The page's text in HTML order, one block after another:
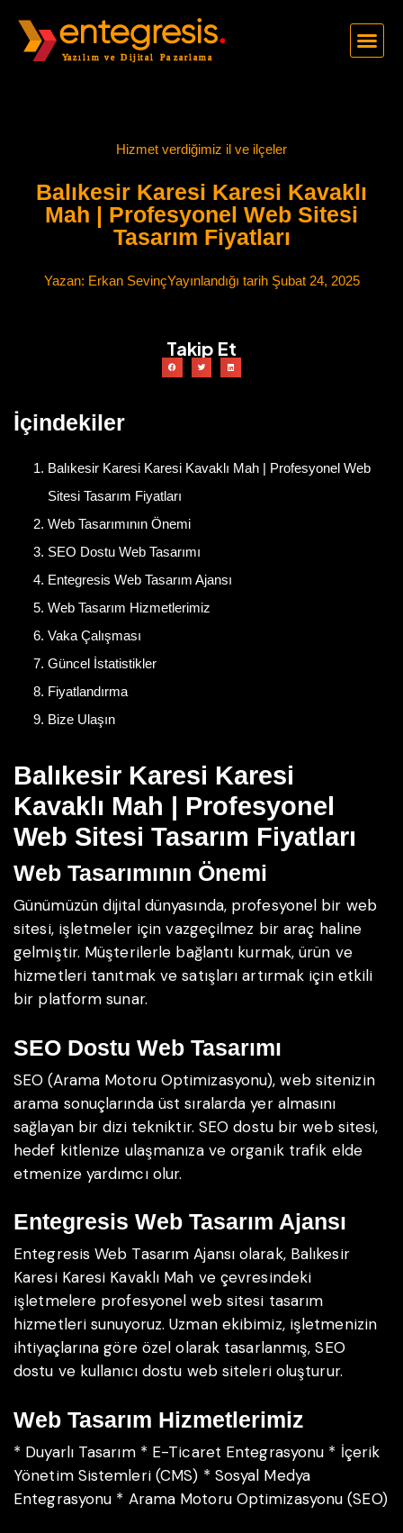
Hizmet verdiğimiz il ve ilçeler
Balıkesir Karesi Karesi Kavaklı
Mah | Profesyonel Web Sitesi
Tasarım Fiyatları
Yazan: Erkan SevinçYayınlandığı tarihŞubat 24, 2025
Takip Et
İçindekiler
Balıkesir Karesi Karesi Kavaklı Mah | Profesyonel Web
Sitesi Tasarım Fiyatları
Web Tasarımının Önemi
SEO Dostu Web Tasarımı
Entegresis Web Tasarım Ajansı
Web Tasarım Hizmetlerimiz
Vaka Çalışması
Güncel İstatistikler
Fiyatlandırma
Bize Ulaşın
Balıkesir Karesi Karesi
Kavaklı Mah | Profesyonel
Web Sitesi Tasarım Fiyatları
Web Tasarımının Önemi
Günümüzün dijital dünyasında, profesyonel bir web
sitesi, işletmeler için vazgeçilmez bir araç haline
gelmiştir. Müşterilerle bağlantı kurmak, ürün ve
hizmetleri tanıtmak ve satışları artırmak için etkili
bir platform sunar.
SEO Dostu Web Tasarımı
SEO (Arama Motoru Optimizasyonu), web sitenizin
arama sonuçlarında üst sıralarda yer almasını
sağlayan bir dizi tekniktir. SEO dostu bir web sitesi,
hedef kitlenize ulaşmanıza ve organik trafik elde
etmenize yardımcı olur.
Entegresis Web Tasarım Ajansı
Entegresis Web Tasarım Ajansı olarak, Balıkesir
Karesi Karesi Kavaklı Mah ve çevresindeki
işletmelere profesyonel web sitesi tasarım
hizmetleri sunuyoruz. Uzman ekibimiz, işletmenizin
ihtiyaçlarına göre özel olarak tasarlanmış, SEO
dostu ve kullanıcı dostu web siteleri oluşturur.
Web Tasarım Hizmetlerimiz
* Duyarlı Tasarım* E-Ticaret Entegrasyonu * İçerik
Yönetim Sistemleri (CMS) * Sosyal Medya
Entegrasyonu * Arama Motoru Optimizasyonu (SEO)